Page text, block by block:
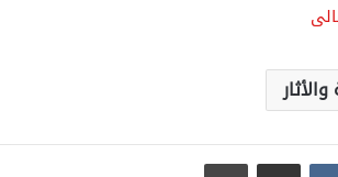
مشاركة عبر البريد طباعة